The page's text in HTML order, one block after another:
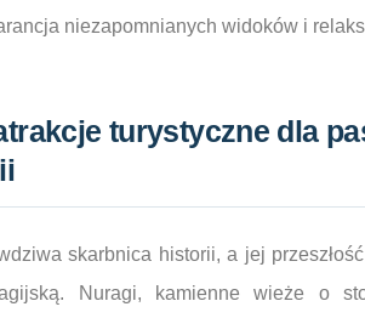
niezapomnianych widoków i
turystyczne dla
skarbnica historii, a jej
Nuragi, kamienne wieże o